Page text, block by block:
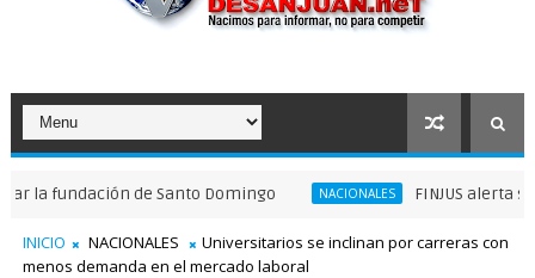
de Santo Domingo NACIONALES FINJUS alerta sobre
INICIO NACIONALES
Universitarios se inclinan por carreras con
menos demanda en el mercado laboral